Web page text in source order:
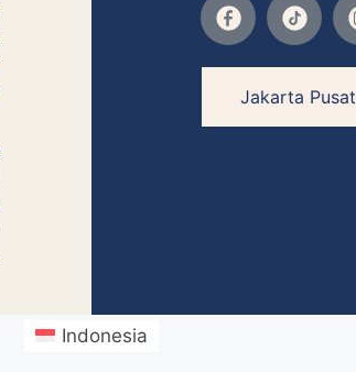
Jakarta Pusat
Indonesia